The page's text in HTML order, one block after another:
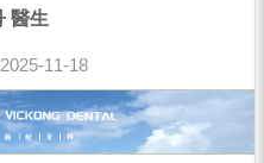
醫生
11-18